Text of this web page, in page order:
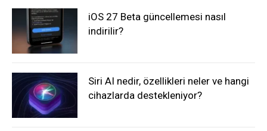
iOS 27 Beta güncellemesi nasıl
indirilir?
Siri AI nedir, özellikleri neler ve hangi
cihazlarda destekleniyor?